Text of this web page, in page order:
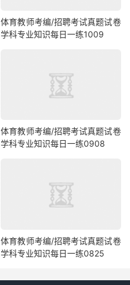
体育教师考编/招聘考试真题试卷
学科专业知识每日一练1009
体育教师考编/招聘考试真题试卷
学科专业知识每日一练0908
体育教师考编/招聘考试真题试卷
学科专业知识每日一练0825